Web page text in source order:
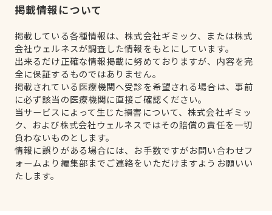
掲載情報について
掲載している各種情報は、株式会社ギミック、または株式
会社ウェルネスが調査した情報をもとにしています。
出来るだけ正確な情報掲載に努めておりますが、内容を完
全に保証するものではありません。
掲載されている医療機関へ受診を希望される場合は、事前
に必ず該当の医療機関に直接ご確認ください。
当サービスによって生じた損害について、株式会社ギミッ
ク、および株式会社ウェルネスではその賠償の責任を一切
負わないものとします。
情報に誤りがある場合には、お手数ですがお問い合わせフ
ォームより編集部までご連絡をいただけますようお願いい
たします。